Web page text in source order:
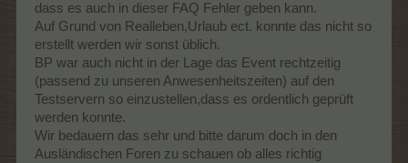
Edit: Ich weiß, dass es vielen Spielern wie mir geht.
dass es auch in dieser FAQ Fehler geben kann.
Auf Grund von Realleben,Urlaub ect. konnte das nicht so
erstellt werden wir sonst üblich.
BP war auch nicht in der Lage das Event rechtzeitig
(passend zu unseren Anwesenheitszeiten) auf den
Testservern so einzustellen,dass es ordentlich geprüft
werden konnte.
Wir bedauern das sehr und bitte darum doch in den
Ausländischen Foren zu schauen ob alles richtig